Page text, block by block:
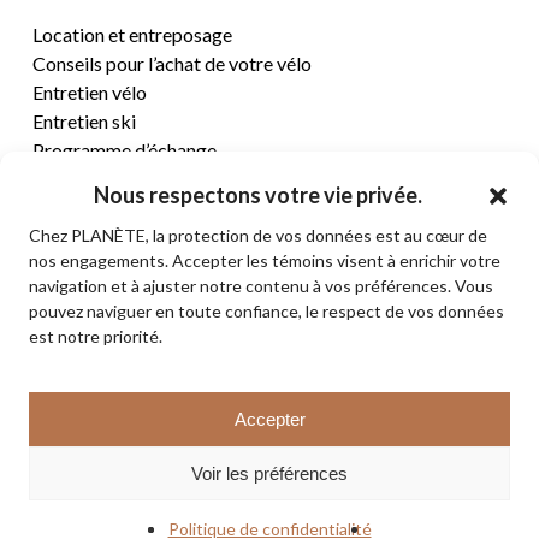
Nous respectons votre vie privée.
Chez PLANÈTE, la protection de vos données est au cœur de
nos engagements. Accepter les témoins visent à enrichir votre
navigation et à ajuster notre contenu à vos préférences. Vous
pouvez naviguer en toute confiance, le respect de vos données
est notre priorité.
Accepter
Voir les préférences
Politique de confidentialité
Sous-total: 0,00$
VOIR LE PANIER
Location et entreposage
Conseils pour l’achat de votre vélo
Entretien vélo
Entretien ski
Programme d’échange
CENTRE D’AIDE
Termes et conditions de vente
Retours et remboursements
Politique de confidentialité
© 2026 PLANÈTE CYCLE & SKI. Tous droits réservés.